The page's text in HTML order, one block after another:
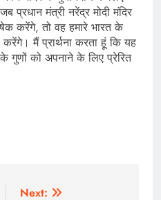
प्रधान मंत्री नरेंद्र मोदी मंदिर
करेंगे, तो वह हमारे भारत के
करेंगे। मैं प्रार्थना करता हूं कि यह
के गुणों को अपनाने के लिए प्रेरित
Next: